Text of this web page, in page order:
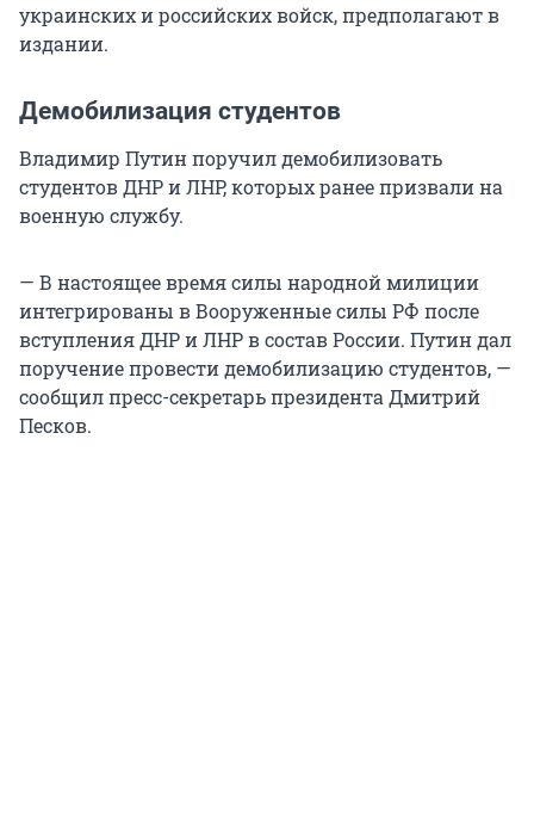
украинских и российских войск, предполагают в
издании.
Демобилизация студентов
Владимир Путин поручил демобилизовать
студентов ДНР и ЛНР, которых ранее призвали на
военную службу.
— В настоящее время силы народной милиции
интегрированы в Вооруженные силы РФ после
вступления ДНР и ЛНР в состав России. Путин дал
поручение провести демобилизацию студентов, —
сообщил пресс-секретарь президента Дмитрий
Песков.